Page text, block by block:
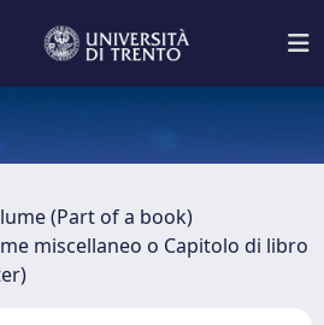
(Part of a book)
miscellaneo o Capitolo di libro